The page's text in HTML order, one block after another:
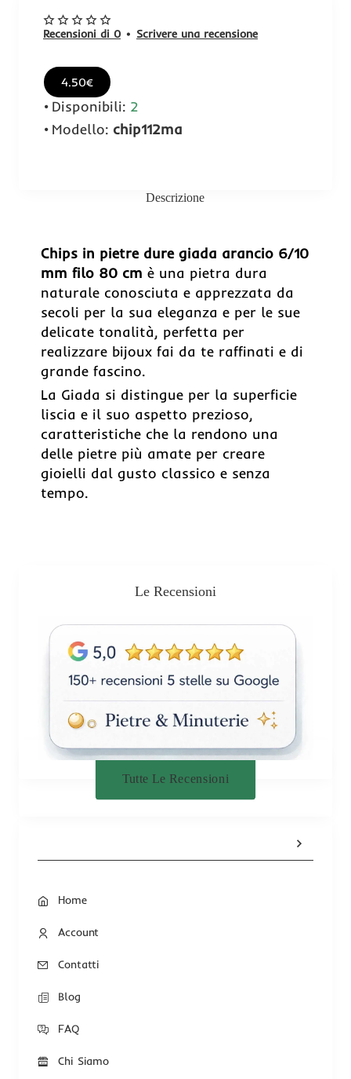
Recensioni di 0 • Scrivere una recensione
4.50€
Disponibili: 2
Modello: chip112ma
Descrizione
Chips in pietre dure giada arancio 6/10
mm filo 80 cm è una pietra dura
naturale conosciuta e apprezzata da
secoli per la sua eleganza e per le sue
delicate tonalità, perfetta per
realizzare bijoux fai da te raffinati e di
grande fascino.
La Giada si distingue per la superficie
liscia e il suo aspetto prezioso,
caratteristiche che la rendono una
delle pietre più amate per creare
gioielli dal gusto classico e senza
tempo.
Le Recensioni
Tutte Le Recensioni
Home
Account
Contatti
Blog
FAQ
Chi Siamo